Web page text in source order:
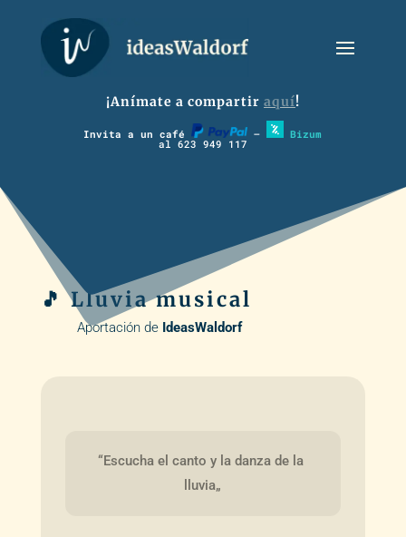
¡Anímate a compartir aquí!
Invita a un café – Bizum
al 623 949 117
🎵 Lluvia musical
Aportación de IdeasWaldorf
“Escucha el canto y la danza de la
lluvia„